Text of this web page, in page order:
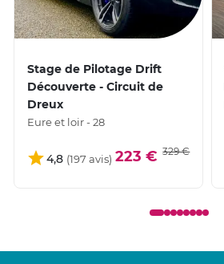
Stage de Pilotage Drift
Découverte - Circuit de
Dreux
Eure et loir - 28
4,8 223 € 329 €